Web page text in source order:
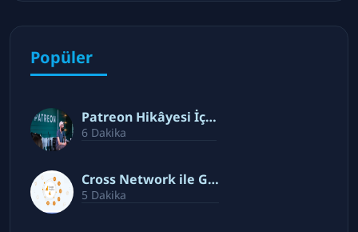
Popüler
Patreon Hikâyesi İç…
6 Dakika
Cross Network ile G…
5 Dakika